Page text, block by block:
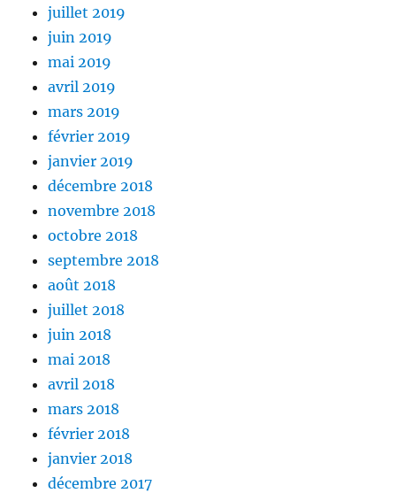
juillet 2019
juin 2019
mai 2019
avril 2019
mars 2019
février 2019
janvier 2019
décembre 2018
novembre 2018
octobre 2018
septembre 2018
août 2018
juillet 2018
juin 2018
mai 2018
avril 2018
mars 2018
février 2018
janvier 2018
décembre 2017